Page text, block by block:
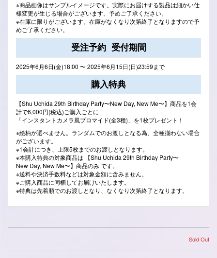
※商品画像はサンプルイメージです。実際にお届けする製品は細かい仕
様変更が生じる場合がございます。予めご了承ください。
※在庫に限りがございます。在庫がなくなり次第終了となりますので予
めご了承ください。
受注予約 受付期間
2025年6月6日(金)18:00 〜 2025年6月15日(日)23:59まで
購入特典
【Shu Uchida 29th Birthday Party〜New Day, New Me〜】商品を1会
計で6,000円(税込)ご購入ごとに
「インスタントカメラ風ブロマイド(全3種)」を1枚プレゼント！
※絵柄が選べません。ランダムでのお渡しとなる為、全種揃わない場合
がございます。
※1会計につき、上限5枚までのお渡しとなります。
※本購入特典の対象商品は 【Shu Uchida 29th Birthday Party〜
New Day, New Me〜】商品のみ です。
※送料や決済手数料などは対象金額に含みません。
※ご購入商品に同梱してお届けいたします。
※特典は先着順でのお渡しとなり、なくなり次第終了となります。
Sold Out